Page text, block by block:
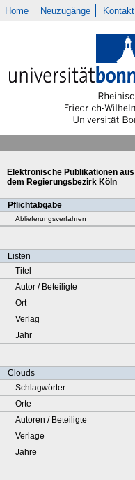
Home Neuzugänge Kontakt
Elektronische Publikationen aus
dem Regierungsbezirk Köln
Pflichtabgabe
Ablieferungsverfahren
Listen
Titel
Autor / Beteiligte
Ort
Verlag
Jahr
Clouds
Schlagwörter
Orte
Autoren / Beteiligte
Verlage
Jahre